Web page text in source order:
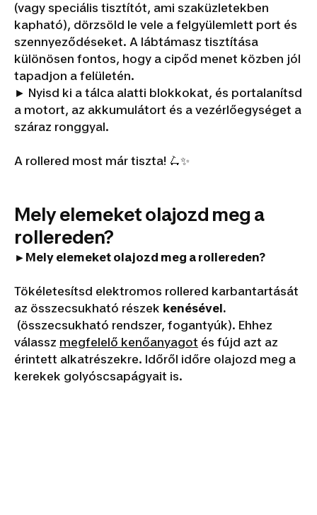
(vagy speciális tisztítót, ami szaküzletekben
kapható), dörzsöld le vele a felgyülemlett port és
szennyeződéseket. A lábtámasz tisztítása
különösen fontos, hogy a cipőd menet közben jól
tapadjon a felületén.
► Nyisd ki a tálca alatti blokkokat, és portalanítsd
a motort, az akkumulátort és a vezérlőegységet a
száraz ronggyal.
A rollered most már tiszta! 🛴✨
Mely elemeket olajozd meg a
rollereden?
►Mely elemeket olajozd meg a rollereden?
Tökéletesítsd elektromos rollered karbantartását
az összecsukható részek kenésével.
(összecsukható rendszer, fogantyúk). Ehhez
válassz megfelelő kenőanyagot és fújd azt az
érintett alkatrészekre. Időről időre olajozd meg a
kerekek golyóscsapágyait is.